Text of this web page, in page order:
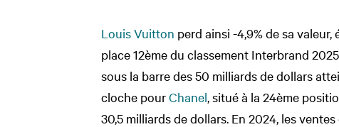
Louis Vuitton perd ainsi -4,9% de sa
place 12ème du classement Interbrand
sous la barre des 50 milliards de dollars
cloche pourChanel , situé à la 24ème
30,5 milliards de dollars. En 2024, les